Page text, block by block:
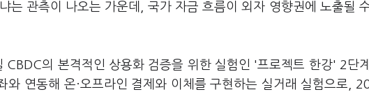
는 관측이 나오는 가운데, 국가 자금 흐름이 외자 영향권에 노출될
의 본격적인 상용화 검증을 위한 실험인 '프로젝트 한강' 2단계
와 연동해 온·오프라인 결제와 이체를 구현하는 실거래 실험으로,